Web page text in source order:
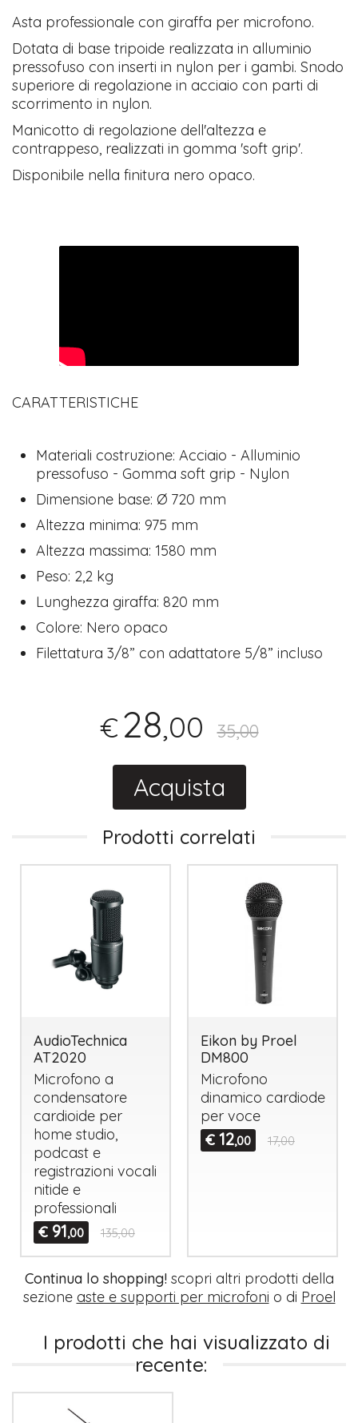
Asta professionale con giraffa per microfono.
Dotata di base tripoide realizzata in alluminio
pressofuso con inserti in nylon per i gambi. Snodo
superiore di regolazione in acciaio con parti di
scorrimento in nylon.
Manicotto di regolazione dell'altezza e
contrappeso, realizzati in gomma 'soft grip'.
Disponibile nella finitura nero opaco.
CARATTERISTICHE
Materiali costruzione: Acciaio - Alluminio
pressofuso - Gomma soft grip - Nylon
Dimensione base: Ø 720 mm
Altezza minima: 975 mm
Altezza massima: 1580 mm
Peso: 2,2 kg
Lunghezza giraffa: 820 mm
Colore: Nero opaco
Filettatura 3/8” con adattatore 5/8” incluso
€28,00 35,00
Acquista
Prodotti correlati
AudioTechnica
AT2020
Microfono a
condensatore
cardioide per
home studio,
podcast e
registrazioni vocali
nitide e
professionali
€ 91,00 135,00
Eikon by Proel
DM800
Microfono
dinamico cardiode
per voce
€ 12,00 17,00
Continua lo shopping!scopri altri prodotti della
sezione aste e supporti per microfoni o di Proel
I prodotti che hai visualizzato di
recente: